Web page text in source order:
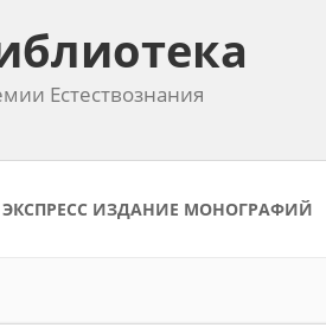
Естествознания
ЭКСПРЕСС ИЗДАНИЕ МОНОГРАФИЙ